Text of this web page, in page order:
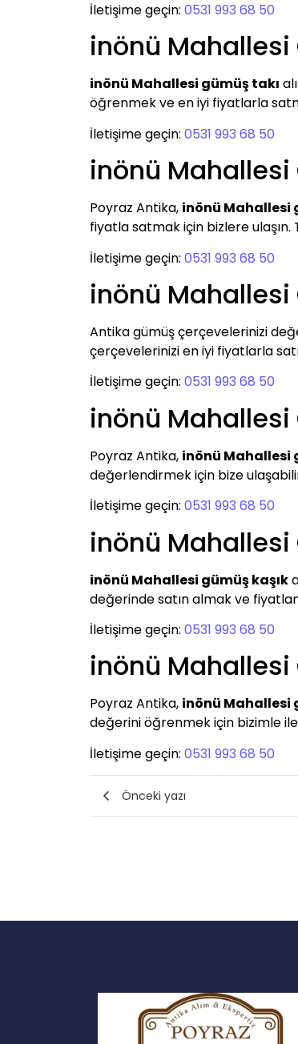
İletişime geçin: 0531 993 68 50
inönü Mahallesi
inönü Mahallesi gümüş takı
öğrenmek ve en iyi fiyatlarla
İletişime geçin: 0531 993 68 50
inönü Mahallesi
Poyraz Antika, inönü Mahallesi
fiyatla satmak için bizlere ulaşın.
İletişime geçin: 0531 993 68 50
inönü
Antika gümüş çerçevelerinizi
çerçevelerinizi en iyi fiyatlarla
İletişime geçin: 0531 993 68 50
inönü Mahallesi
Poyraz Antika, inönü Mahallesi
değerlendirmek için bize
İletişime geçin: 0531 993 68 50
inönü Mahallesi
inönü Mahallesi gümüş kaşık
değerinde satın almak ve
İletişime geçin: 0531 993 68 50
inönü
Poyraz Antika, inönü Mahallesi
değerini öğrenmek için bizimle
İletişime geçin: 0531 993 68 50
Önceki yazı